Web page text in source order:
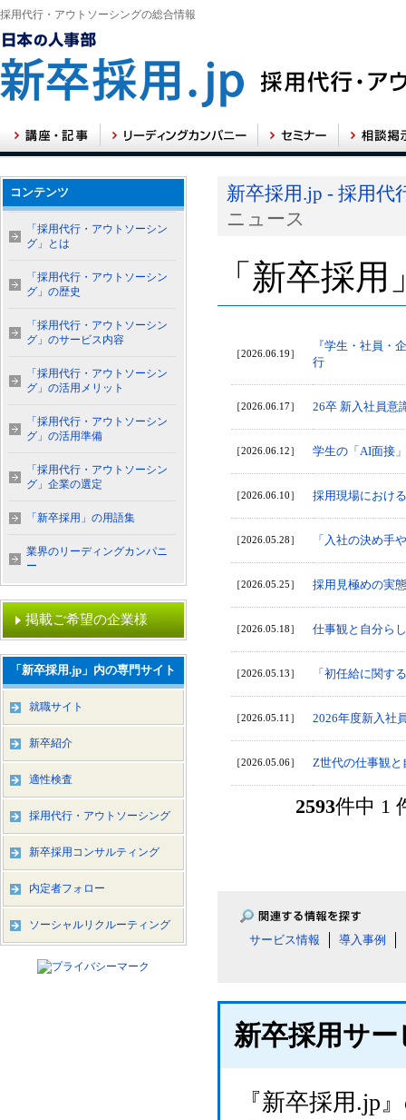
採用代行・アウトソーシングの総合情報
新卒採用.jp - 採用
ニュース
「新卒採
［2026.06.19］
『学生・社員・
行
［2026.06.17］ 26卒 新入社員意
［2026.06.12］ 学生の「AI面接
［2026.06.10］ 採用現場におけ
［2026.05.28］ 「入社の決め手
［2026.05.25］ 採用見極めの実
［2026.05.18］ 仕事観と自分ら
［2026.05.13］ 「初任給に関す
［2026.05.11］ 2026年度新入社
［2026.05.06］ Z世代の仕事観
2593件中 1
サービス情報 導入事例
新卒採用サ
『新卒採用.jp
コンテンツ
「採用代行・アウトソーシン
グ」とは
「採用代行・アウトソーシン
グ」の歴史
「採用代行・アウトソーシン
グ」のサービス内容
「採用代行・アウトソーシン
グ」の活用メリット
「採用代行・アウトソーシン
グ」の活用準備
「採用代行・アウトソーシン
グ」企業の選定
「新卒採用」の用語集
業界のリーディングカンパニ
ー
掲載ご希望の企業様
「新卒採用.jp」内の専門サイト
就職サイト
新卒紹介
適性検査
採用代行・アウトソーシング
新卒採用コンサルティング
内定者フォロー
ソーシャルリクルーティング